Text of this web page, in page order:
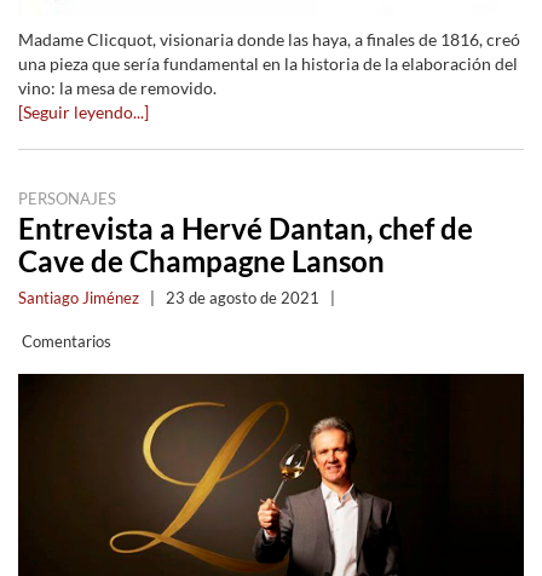
Madame Clicquot, visionaria donde las haya, a finales de 1816, creó
una pieza que sería fundamental en la historia de la elaboración del
vino: la mesa de removido.
[Seguir leyendo...]
PERSONAJES
Entrevista a Hervé Dantan, chef de
Cave de Champagne Lanson
Santiago Jiménez | 23 de agosto de 2021 |
Comentarios